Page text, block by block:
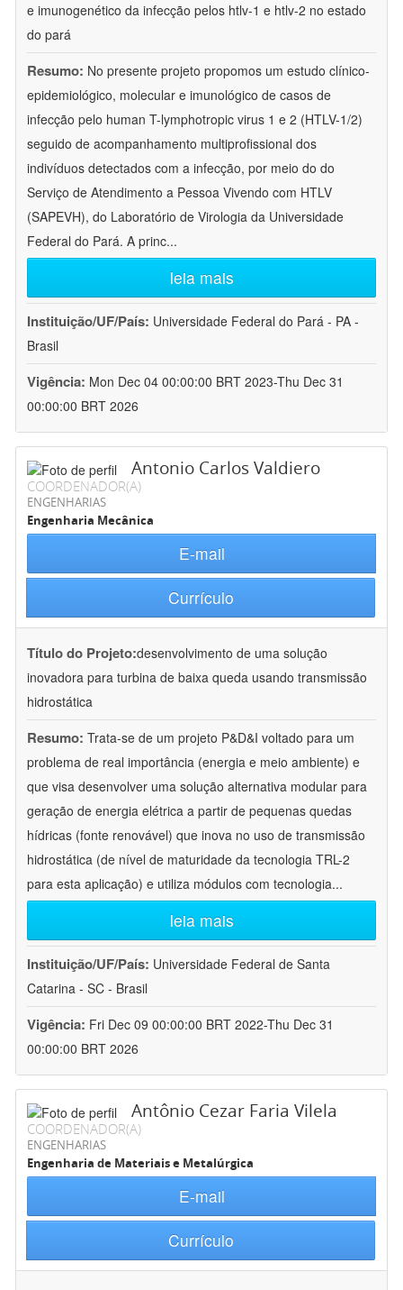
e imunogenético da infecção pelos htlv-1 e htlv-2 no estado
do pará
Resumo: No presente projeto propomos um estudo clínico-
epidemiológico, molecular e imunológico de casos de
infecção pelo human T-lymphotropic virus 1 e 2 (HTLV-1/2)
seguido de acompanhamento multiprofissional dos
indivíduos detectados com a infecção, por meio do do
Serviço de Atendimento a Pessoa Vivendo com HTLV
(SAPEVH), do Laboratório de Virologia da Universidade
Federal do Pará. A princ...
leia mais
Instituição/UF/País: Universidade Federal do Pará - PA -
Brasil
Vigência: Mon Dec 04 00:00:00 BRT 2023-Thu Dec 31
00:00:00 BRT 2026
Antonio Carlos Valdiero
COORDENADOR(A)
ENGENHARIAS
Engenharia Mecânica
E-mail
Currículo
Título do Projeto:desenvolvimento de uma solução
inovadora para turbina de baixa queda usando transmissão
hidrostática
Resumo: Trata-se de um projeto P&D&I voltado para um
problema de real importância (energia e meio ambiente) e
que visa desenvolver uma solução alternativa modular para
geração de energia elétrica a partir de pequenas quedas
hídricas (fonte renovável) que inova no uso de transmissão
hidrostática (de nível de maturidade da tecnologia TRL-2
para esta aplicação) e utiliza módulos com tecnologia...
leia mais
Instituição/UF/País: Universidade Federal de Santa
Catarina - SC - Brasil
Vigência: Fri Dec 09 00:00:00 BRT 2022-Thu Dec 31
00:00:00 BRT 2026
Antônio Cezar Faria Vilela
COORDENADOR(A)
ENGENHARIAS
Engenharia de Materiais e Metalúrgica
E-mail
Currículo